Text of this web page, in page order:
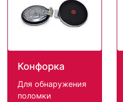
Конфорка
Для обнаружения
поломки